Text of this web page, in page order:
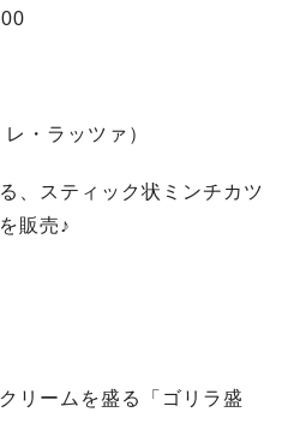
・ラッツァ）
、スティック状ミンチカツ
販売♪
リームを盛る「ゴリラ盛